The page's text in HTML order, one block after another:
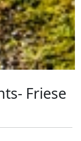
Friese